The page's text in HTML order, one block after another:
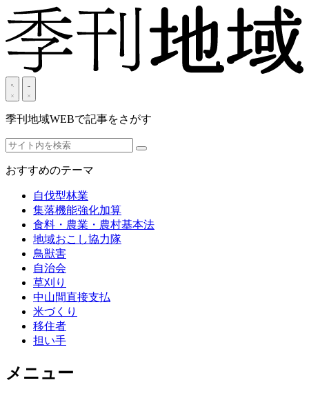
季刊地域WEBで記事をさがす
おすすめのテーマ
自伐型林業
集落機能強化加算
食料・農業・農村基本法
地域おこし協力隊
鳥獣害
自治会
草刈り
中山間直接支払
米づくり
移住者
担い手
メニュー